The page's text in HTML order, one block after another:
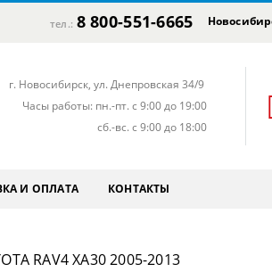
тел.: 8 800-551-6665
г. Новосибирск, ул. Днепровская 34/9
Часы работы: пн.-пт. с 9:00 до 19:00
сб.-вс. с 9:00 до 18:00
И ОПЛАТА КОНТАКТЫ
RAV4 XA30 2005-2013